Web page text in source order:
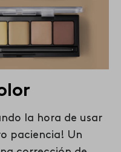
la hora de usar
paciencia! Un